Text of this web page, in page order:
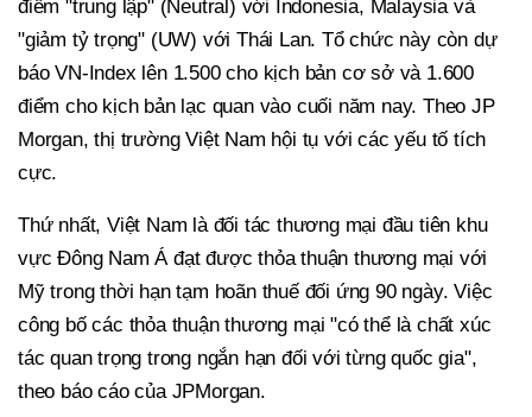
điểm "trung lập" (Neutral) với Indonesia, Malaysia và
"giảm tỷ trọng" (UW) với Thái Lan. Tổ chức này còn dự
báo VN-Index lên 1.500 cho kịch bản cơ sở và 1.600
điểm cho kịch bản lạc quan vào cuối năm nay. Theo JP
Morgan, thị trường Việt Nam hội tụ với các yếu tố tích
cực.
Thứ nhất, Việt Nam là đối tác thương mại đầu tiên khu
vực Đông Nam Á đạt được thỏa thuận thương mại với
Mỹ trong thời hạn tạm hoãn thuế đối ứng 90 ngày. Việc
công bố các thỏa thuận thương mại "có thể là chất xúc
tác quan trọng trong ngắn hạn đối với từng quốc gia",
theo báo cáo của JPMorgan.